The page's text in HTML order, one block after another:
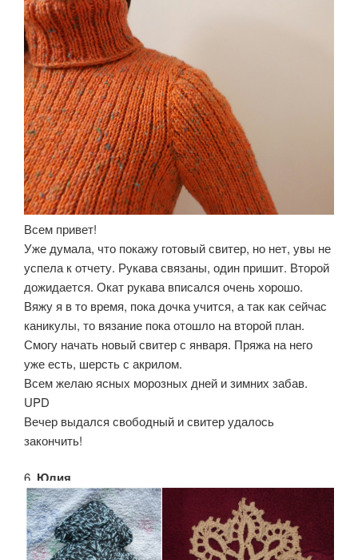
Всем привет!
Уже думала, что покажу готовый свитер, но нет, увы не
успела к отчету. Рукава связаны, один пришит. Второй
дожидается. Окат рукава вписался очень хорошо.
Вяжу я в то время, пока дочка учится, а так как сейчас
каникулы, то вязание пока отошло на второй план.
Смогу начать новый свитер с января. Пряжа на него
уже есть, шерсть с акрилом.
Всем желаю ясных морозных дней и зимних забав.
UPD
Вечер выдался свободный и свитер удалось
закончить!
6. Юлия